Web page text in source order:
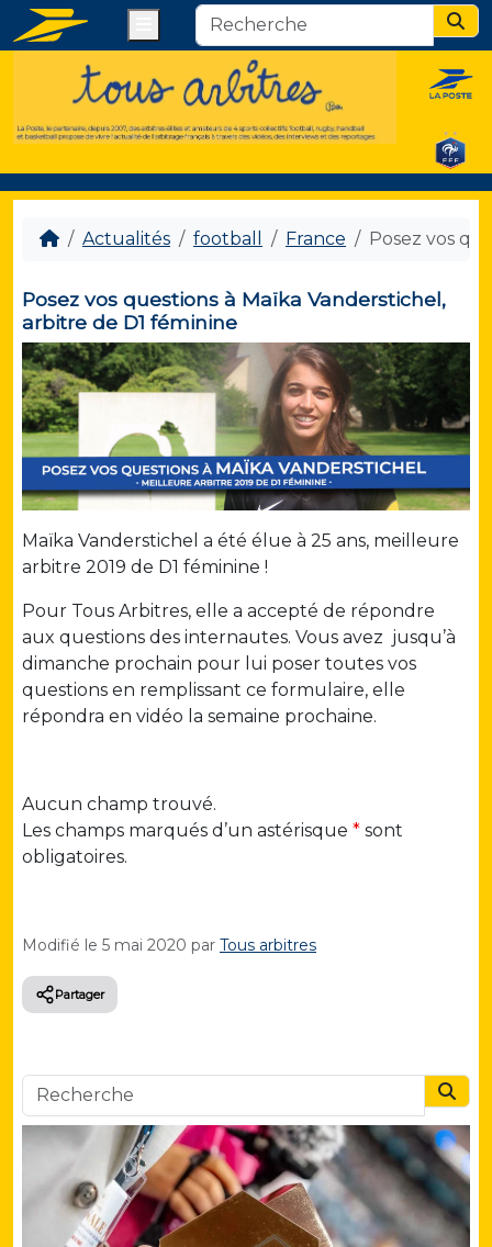
Actualités football France Posez vos
Posez vos questions à Maïka Vanderstichel,
arbitre de D1 féminine
Maïka Vanderstichel a été élue à 25 ans, meilleure
arbitre 2019 de D1 féminine !
Pour Tous Arbitres, elle a accepté de répondre
aux questions des internautes. Vous avez jusqu’à
dimanche prochain pour lui poser toutes vos
questions en remplissant ce formulaire, elle
répondra en vidéo la semaine prochaine.
Aucun champ trouvé.
Les champs marqués d’un astérisque * sont
obligatoires.
Modifié le 5 mai 2020 par Tous arbitres
Partager